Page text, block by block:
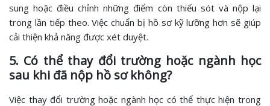
sung hoặc điều chỉnh những điểm còn thiếu sót và nộp lại
trong lần tiếp theo. Việc chuẩn bị hồ sơ kỹ lưỡng hơn sẽ giúp
cải thiện khả năng được xét duyệt.
5. Có thể thay đổi trường hoặc ngành học
sau khi đã nộp hồ sơ không?
Việc thay đổi trường hoặc ngành học có thể thực hiện trong